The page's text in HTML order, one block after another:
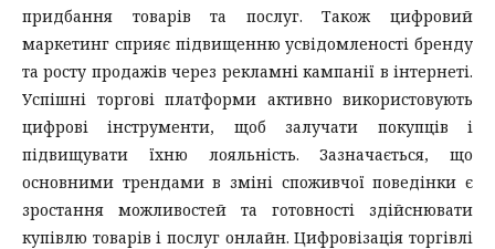
придбання товарів та послуг. Також цифровий
маркетинг сприяє підвищенню усвідомленості бренду
та росту продажів через рекламні кампанії в інтернеті.
Успішні торгові платформи активно використовують
цифрові інструменти, щоб залучати покупців і
підвищувати їхню лояльність. Зазначається, що
основними трендами в зміні споживчої поведінки є
зростання можливостей та готовності здійснювати
купівлю товарів і послуг онлайн. Цифровізація торгівлі